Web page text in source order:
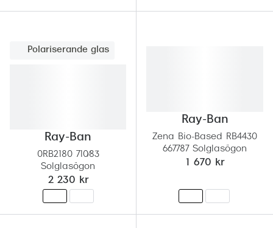
Polariserande glas
Ray-Ban
0RB2180 710/83
Solglasögon
2 230 kr
Ray-Ban
Zena Bio-Based RB4430
667787 Solglasögon
1 670 kr